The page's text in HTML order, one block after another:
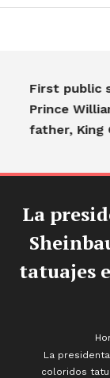
First public
Prince
father, King
La
tatuajes
La
coloridos